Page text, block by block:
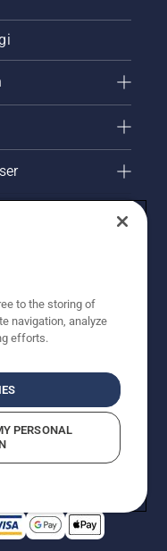
reserved. Priserna
Alla angivna
(inkl.
för direkt köp.
to the storing of
navigation, analyze
efforts.
PERSONAL